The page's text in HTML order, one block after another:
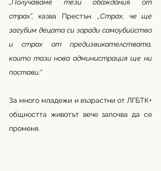
„Получаваме тези обаждания от
страх”, казва Престън. „Страх, че ще
загубим децата си заради самоубийство
и страх от предизвикателствата,
които тази нова администрация ще ни
постави.“
За много младежи и възрастни от ЛГБТК+
общността животът вече започва да се
променя.